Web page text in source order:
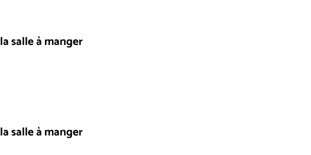
la salle à manger
la salle à manger